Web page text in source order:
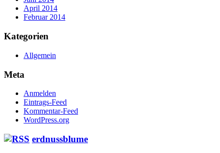
April 2014
Februar 2014
Kategorien
Allgemein
Meta
Anmelden
Eintrags-Feed
Kommentar-Feed
WordPress.org
erdnussblume